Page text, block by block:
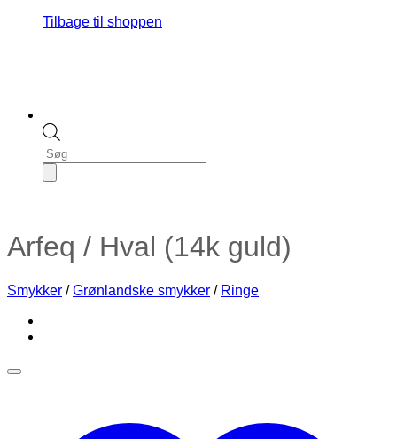
Tilbage til shoppen
Products
search
Arfeq / Hval (14k guld)
Smykker / Grønlandske smykker / Ringe